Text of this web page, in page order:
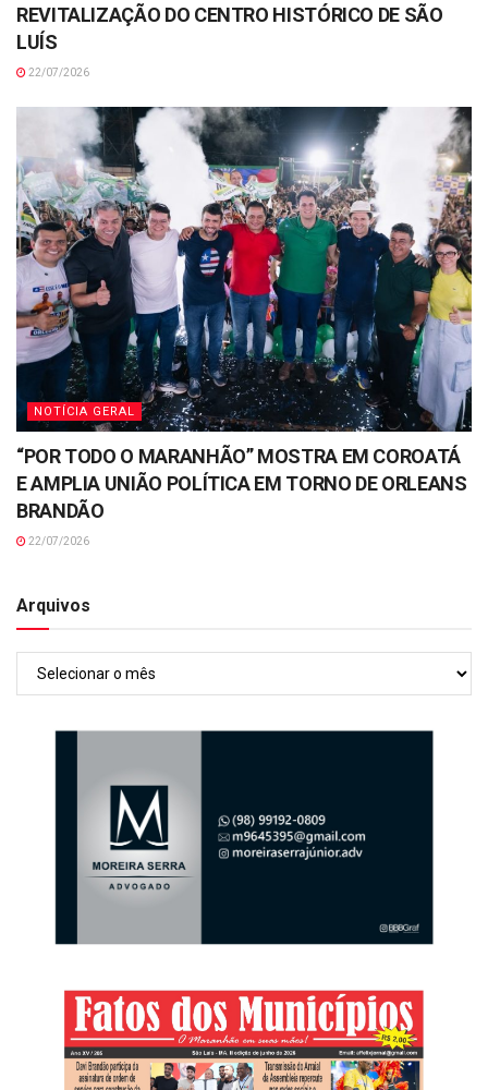
REVITALIZAÇÃO DO CENTRO HISTÓRICO DE SÃO
LUÍS
22/07/2026
NOTÍCIA GERAL
“POR TODO O MARANHÃO” MOSTRA EM COROATÁ
E AMPLIA UNIÃO POLÍTICA EM TORNO DE ORLEANS
BRANDÃO
22/07/2026
Arquivos
Arquivos